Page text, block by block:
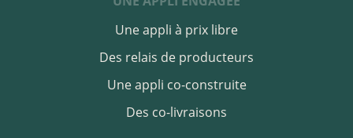
Une appli à prix libre
Des relais de producteurs
Des co-livraisons
Une appli co-construite